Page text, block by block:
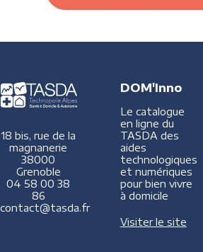
18 bis, rue de la
magnanerie
38000
Grenoble
04 58 00 38
86
contact@tasda.fr
DOM'Inno
Le catalogue
en ligne du
TASDA des
aides
technologiques
et numériques
pour bien vivre
à domicile
Visiter le site